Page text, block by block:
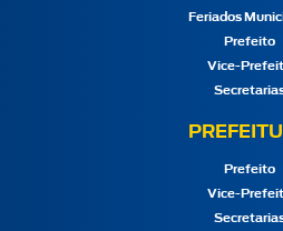
Feriados
Prefeito
Vice-
Prefeito
Vice-